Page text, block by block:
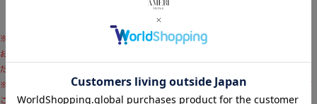
※ブランドロゴのリニューアル移行期間に伴い、モデル着用商品および商品単体画像と
お届け予定の商品とで付属品のロゴデザインが異なる場合がございます。予めご了承く
ださい。
※商品画像はサンプルのため、色味やサイズ、素材の混率等の仕様に変更がある場合が
ございますので、予めご了承ください。